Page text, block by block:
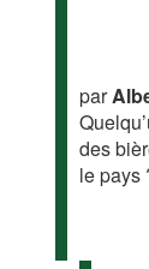
par
des
le pays